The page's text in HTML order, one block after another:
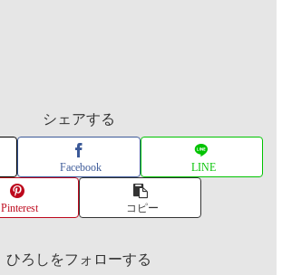
シェアする
Facebook LINE
Pinterest コピー
ひろしをフォローする